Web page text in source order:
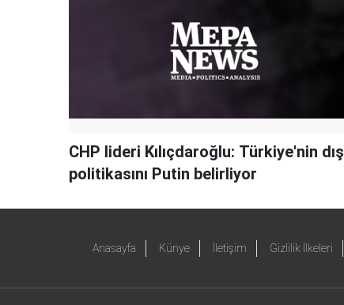
CHP lideri Kılıçdaroğlu: Türkiye'nin dış
politikasını Putin belirliyor
Anasayfa Künye İletişim Gizlilik İlkeleri